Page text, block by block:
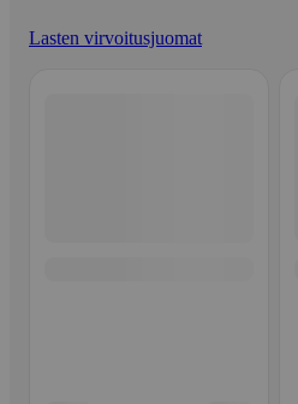
Lasten virvoitusjuomat